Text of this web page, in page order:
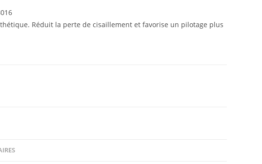
Réduit la perte de cisaillement et favorise un pilotage plus